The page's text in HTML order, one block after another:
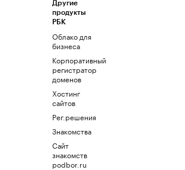
Другие
продукты
РБК
Облако для
бизнеса
Корпоративный
регистратор
доменов
Хостинг
сайтов
Рег.решения
Знакомства
Сайт
знакомств
podbor.ru